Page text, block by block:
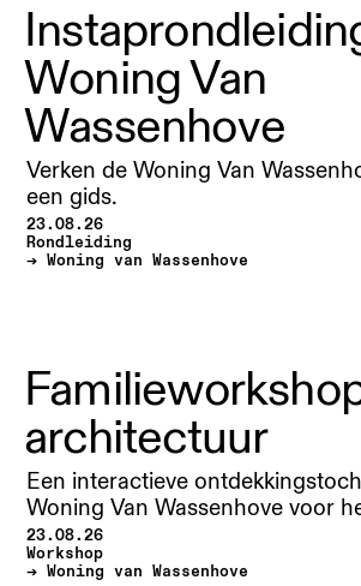
Woning Van
Wassenhove
Verken de Woning Van
een gids.
23.08.26
Rondleiding
Woning van Wassenhove
architectuur
Een interactieve
Woning Van Wassenhove voor
23.08.26
Workshop
Woning van Wassenhove